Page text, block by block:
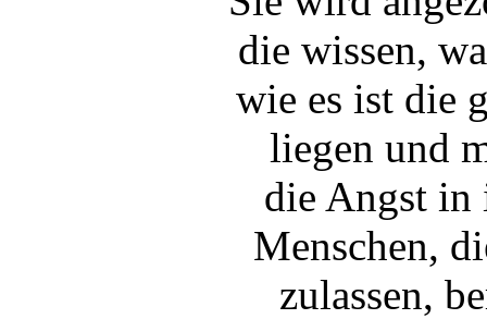
die wissen,
wie es ist die
liegen und
die Angst in
Menschen,
zulassen,